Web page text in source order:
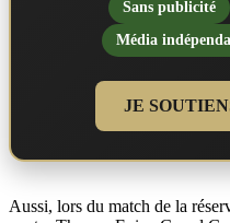
Sans publicité
Média
JE
Aussi, lors du match de la